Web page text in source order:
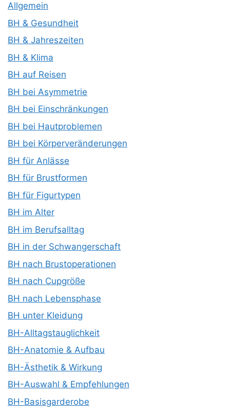
Allgemein
BH & Gesundheit
BH & Jahreszeiten
BH & Klima
BH auf Reisen
BH bei Asymmetrie
BH bei Einschränkungen
BH bei Hautproblemen
BH bei Körperveränderungen
BH für Anlässe
BH für Brustformen
BH für Figurtypen
BH im Alter
BH im Berufsalltag
BH in der Schwangerschaft
BH nach Brustoperationen
BH nach Cupgröße
BH nach Lebensphase
BH unter Kleidung
BH-Alltagstauglichkeit
BH-Anatomie & Aufbau
BH-Ästhetik & Wirkung
BH-Auswahl & Empfehlungen
BH-Basisgarderobe